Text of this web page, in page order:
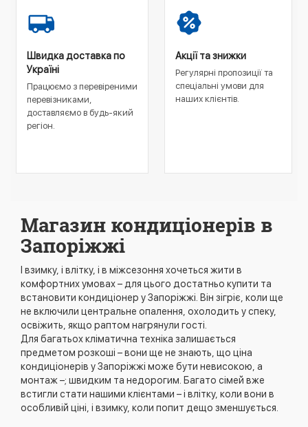
Швидка доставка по
Україні
Працюємо з перевіреними
перевізниками,
доставляємо в будь-який
регіон.
Акції та знижки
Регулярні пропозиції та
спеціальні умови для
наших клієнтів.
Магазин кондиціонерів в
Запоріжжі
І взимку, і влітку, і в міжсезоння хочеться жити в
комфортних умовах – для цього достатньо купити та
встановити кондиціонер у Запоріжжі. Він зігріє, коли ще
не включили центральне опалення, охолодить у спеку,
освіжить, якщо раптом нагрянули гості.
Для багатьох кліматична техніка залишається
предметом розкоші – вони ще не знають, що ціна
кондиціонерів у Запоріжжі може бути невисокою, а
монтаж –; швидким та недорогим. Багато сімей вже
встигли стати нашими клієнтами – і влітку, коли вони в
особливій ціні, і взимку, коли попит дещо зменшується.